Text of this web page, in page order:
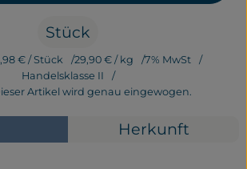
Hof
Stück
€ / Stück 29,90 € / kg
7% MwSt
Handelsklasse II
Artikel wird genau eingewogen.
Herkunft